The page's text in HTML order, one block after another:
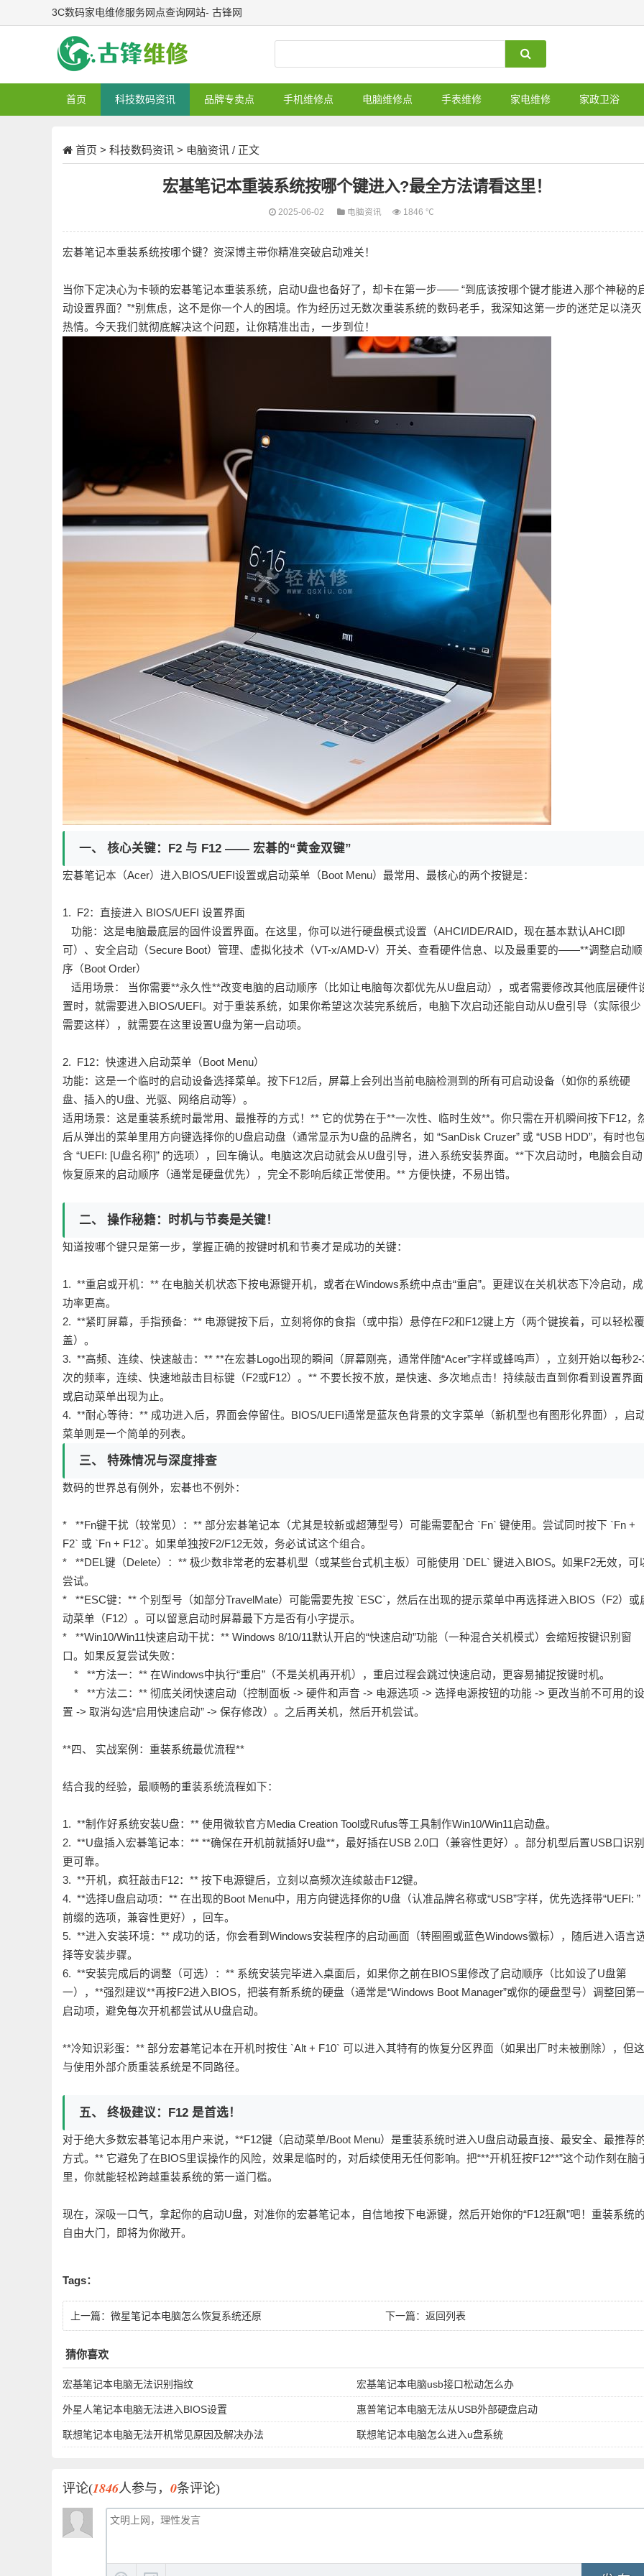
3C数码家电维修服务网点查询网站- 古锋网
首页 科技数码资讯 品牌专卖点 手机维修点 电脑维修点 手表维修 家电维修 家政卫浴
首页 > 科技数码资讯 > 电脑资讯 / 正文
宏基笔记本重装系统按哪个键进入?最全方法请看这里！
2025-06-02 电脑资讯 1846 ℃
宏碁笔记本重装系统按哪个键？资深博主带你精准突破启动难关！
当你下定决心为卡顿的宏碁笔记本重装系统，启动U盘也备好了，却卡在第一步—— “到底该按哪个键才能进入那个神秘的
动设置界面？”*别焦虑，这不是你一个人的困境。作为经历过无数次重装系统的数码老手，我深知这第一步的迷茫足以浇灭
热情。今天我们就彻底解决这个问题，让你精准出击，一步到位！
一、 核心关键：F2 与 F12 —— 宏碁的“黄金双键”
宏碁笔记本（Acer）进入BIOS/UEFI设置或启动菜单（Boot Menu）最常用、最核心的两个按键是：
1. F2：直接进入 BIOS/UEFI 设置界面
功能：这是电脑最底层的固件设置界面。在这里，你可以进行硬盘模式设置（AHCI/IDE/RAID，现在基本默认AHCI即
可）、安全启动（Secure Boot）管理、虚拟化技术（VT-x/AMD-V）开关、查看硬件信息、以及最重要的——**调整启动顺
序（Boot Order）
适用场景： 当你需要**永久性**改变电脑的启动顺序（比如让电脑每次都优先从U盘启动），或者需要修改其他底层硬件
置时，就需要进入BIOS/UEFI。对于重装系统，如果你希望这次装完系统后，电脑下次启动还能自动从U盘引导（实际很少
需要这样），就需要在这里设置U盘为第一启动项。
2. F12：快速进入启动菜单（Boot Menu）
功能：这是一个临时的启动设备选择菜单。按下F12后，屏幕上会列出当前电脑检测到的所有可启动设备（如你的系统硬
盘、插入的U盘、光驱、网络启动等）。
适用场景：这是重装系统时最常用、最推荐的方式！** 它的优势在于**一次性、临时生效**。你只需在开机瞬间按下F12，
后从弹出的菜单里用方向键选择你的U盘启动盘（通常显示为U盘的品牌名，如 “SanDisk Cruzer” 或 “USB HDD”，有时也
含 “UEFI: [U盘名称]” 的选项），回车确认。电脑这次启动就会从U盘引导，进入系统安装界面。**下次启动时，电脑会自动
恢复原来的启动顺序（通常是硬盘优先），完全不影响后续正常使用。** 方便快捷，不易出错。
二、 操作秘籍：时机与节奏是关键！
知道按哪个键只是第一步，掌握正确的按键时机和节奏才是成功的关键：
1. **重启或开机：** 在电脑关机状态下按电源键开机，或者在Windows系统中点击“重启”。更建议在关机状态下冷启动，成
功率更高。
2. **紧盯屏幕，手指预备：** 电源键按下后，立刻将你的食指（或中指）悬停在F2和F12键上方（两个键挨着，可以轻松覆
盖）。
3. **高频、连续、快速敲击：** **在宏碁Logo出现的瞬间（屏幕刚亮，通常伴随“Acer”字样或蜂鸣声），立刻开始以每秒2-
次的频率，连续、快速地敲击目标键（F2或F12）。** 不要长按不放，是快速、多次地点击！持续敲击直到你看到设置界面
或启动菜单出现为止。
4. **耐心等待：** 成功进入后，界面会停留住。BIOS/UEFI通常是蓝灰色背景的文字菜单（新机型也有图形化界面），启
菜单则是一个简单的列表。
三、 特殊情况与深度排查
数码的世界总有例外，宏碁也不例外：
* **Fn键干扰（较常见）：** 部分宏碁笔记本（尤其是较新或超薄型号）可能需要配合 `Fn` 键使用。尝试同时按下 `Fn +
F2` 或 `Fn + F12`。如果单独按F2/F12无效，务必试试这个组合。
* **DEL键（Delete）：** 极少数非常老的宏碁机型（或某些台式机主板）可能使用 `DEL` 键进入BIOS。如果F2无效，可
尝试。
* **ESC键：** 个别型号（如部分TravelMate）可能需要先按 `ESC`，然后在出现的提示菜单中再选择进入BIOS（F2）或
动菜单（F12）。可以留意启动时屏幕最下方是否有小字提示。
* **Win10/Win11快速启动干扰：** Windows 8/10/11默认开启的“快速启动”功能（一种混合关机模式）会缩短按键识别窗
口。如果反复尝试失败：
* **方法一：** 在Windows中执行“重启”（不是关机再开机），重启过程会跳过快速启动，更容易捕捉按键时机。
* **方法二：** 彻底关闭快速启动（控制面板 -> 硬件和声音 -> 电源选项 -> 选择电源按钮的功能 -> 更改当前不可用的设
置 -> 取消勾选“启用快速启动” -> 保存修改）。之后再关机，然后开机尝试。
**四、 实战案例：重装系统最优流程**
结合我的经验，最顺畅的重装系统流程如下：
1. **制作好系统安装U盘：** 使用微软官方Media Creation Tool或Rufus等工具制作Win10/Win11启动盘。
2. **U盘插入宏碁笔记本：** **确保在开机前就插好U盘**，最好插在USB 2.0口（兼容性更好）。部分机型后置USB口识别
更可靠。
3. **开机，疯狂敲击F12：** 按下电源键后，立刻以高频次连续敲击F12键。
4. **选择U盘启动项：** 在出现的Boot Menu中，用方向键选择你的U盘（认准品牌名称或“USB”字样，优先选择带“UEFI: ”
前缀的选项，兼容性更好），回车。
5. **进入安装环境：** 成功的话，你会看到Windows安装程序的启动画面（转圈圈或蓝色Windows徽标），随后进入语言
择等安装步骤。
6. **安装完成后的调整（可选）：** 系统安装完毕进入桌面后，如果你之前在BIOS里修改了启动顺序（比如设了U盘第
一），**强烈建议**再按F2进入BIOS，把装有新系统的硬盘（通常是“Windows Boot Manager”或你的硬盘型号）调整回第
启动项，避免每次开机都尝试从U盘启动。
**冷知识彩蛋：** 部分宏碁笔记本在开机时按住 `Alt + F10` 可以进入其特有的恢复分区界面（如果出厂时未被删除），但这
与使用外部介质重装系统是不同路径。
五、 终极建议：F12 是首选！
对于绝大多数宏碁笔记本用户来说，**F12键（启动菜单/Boot Menu）是重装系统时进入U盘启动最直接、最安全、最推荐
方式。** 它避免了在BIOS里误操作的风险，效果是临时的，对后续使用无任何影响。把“**开机狂按F12**”这个动作刻在脑
里，你就能轻松跨越重装系统的第一道门槛。
现在，深吸一口气，拿起你的启动U盘，对准你的宏碁笔记本，自信地按下电源键，然后开始你的“F12狂飙”吧！重装系统
自由大门，即将为你敞开。
Tags：
上一篇： 微星笔记本电脑怎么恢复系统还原 下一篇：返回列表
猜你喜欢
宏基笔记本电脑无法识别指纹 宏基笔记本电脑usb接口松动怎么办
外星人笔记本电脑无法进入BIOS设置 惠普笔记本电脑无法从USB外部硬盘启动
联想笔记本电脑无法开机常见原因及解决办法 联想笔记本电脑怎么进入u盘系统
评论(1846人参与， 0条评论)